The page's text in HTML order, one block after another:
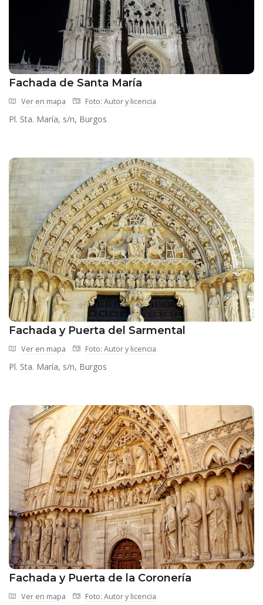
Fachada de Santa María
Ver en mapa Foto: Autor y licencia
Pl. Sta. María, s/n, Burgos
Fachada y Puerta del Sarmental
Ver en mapa Foto: Autor y licencia
Pl. Sta. María, s/n, Burgos
Fachada y Puerta de la Coronería
Ver en mapa Foto: Autor y licencia